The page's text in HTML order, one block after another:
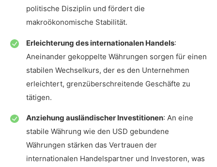
politische Disziplin und fördert die
makroökonomische Stabilität.
Erleichterung des internationalen Handels:
Aneinander gekoppelte Währungen sorgen für einen
stabilen Wechselkurs, der es den Unternehmen
erleichtert, grenzüberschreitende Geschäfte zu
tätigen.
Anziehung ausländischer Investitionen: An eine
stabile Währung wie den USD gebundene
Währungen stärken das Vertrauen der
internationalen Handelspartner und Investoren, was